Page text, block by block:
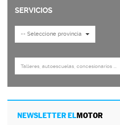
NEWSLETTER ELMOTOR